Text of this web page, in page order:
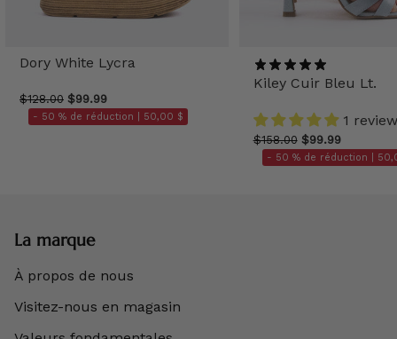
Dory White Lycra
$128.00 $99.99
- 50 % de réduction | 50,00 $
Kiley Cuir Bleu Lt.
1 review
$158.00 $99.99
- 50 % de réduction |
La marque
À propos de nous
Visitez-nous en magasin